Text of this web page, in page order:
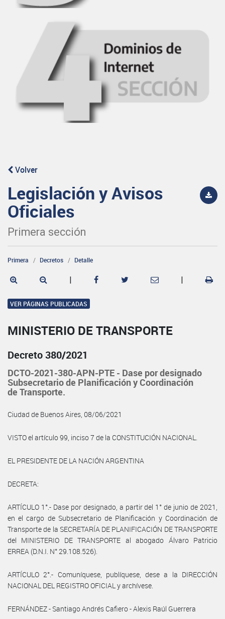
Volver
Legislación y Avisos
Oficiales
Primera sección
Primera Decretos Detalle
| |
VER PÁGINAS PUBLICADAS
MINISTERIO DE TRANSPORTE
Decreto 380/2021
DCTO-2021-380-APN-PTE - Dase por designado
Subsecretario de Planificación y Coordinación
de Transporte.
Ciudad de Buenos Aires, 08/06/2021
VISTO el artículo 99, inciso 7 de la CONSTITUCIÓN NACIONAL.
EL PRESIDENTE DE LA NACIÓN ARGENTINA
DECRETA:
ARTÍCULO 1°.- Dase por designado, a partir del 1° de junio de 2021,
en el cargo de Subsecretario de Planificación y Coordinación de
Transporte de la SECRETARÍA DE PLANIFICACIÓN DE TRANSPORTE
del MINISTERIO DE TRANSPORTE al abogado Álvaro Patricio
ERREA (D.N.I. N° 29.108.526).
ARTÍCULO 2°.- Comuníquese, publíquese, dese a la DIRECCIÓN
NACIONAL DEL REGISTRO OFICIAL y archívese.
FERNÁNDEZ - Santiago Andrés Cafiero - Alexis Raúl Guerrera